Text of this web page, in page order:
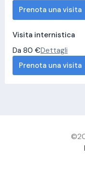
Prenota una visita
Visita internistica
Da 80 €Dettagli
Prenota una visita